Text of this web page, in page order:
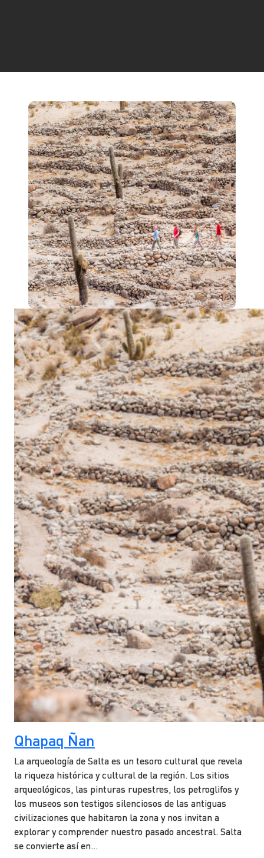
Qhapaq Ñan
La arqueología de Salta es un tesoro cultural que revela
la riqueza histórica y cultural de la región. Los sitios
arqueológicos, las pinturas rupestres, los petroglifos y
los museos son testigos silenciosos de las antiguas
civilizaciones que habitaron la zona y nos invitan a
explorar y comprender nuestro pasado ancestral. Salta
se convierte así en…